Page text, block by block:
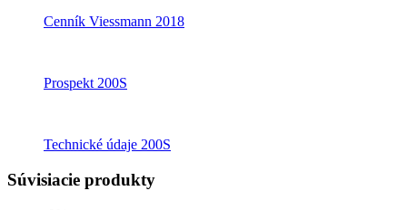
Cenník Viessmann 2018
Prospekt 200S
Technické údaje 200S
Súvisiacie produkty